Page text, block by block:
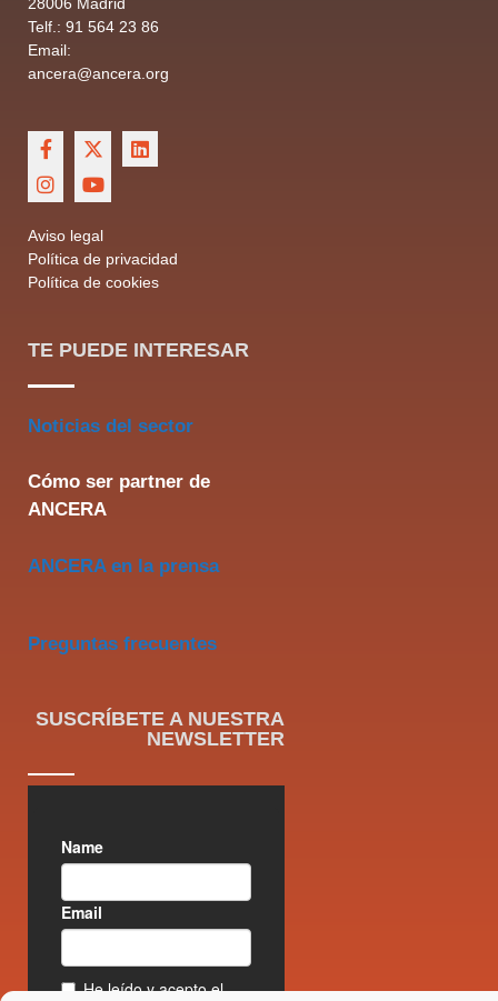
Telf.: 91 564 23 86
Email:
ancera@ancera.org
Aviso legal
Política de privacidad
Política de cookies
TE PUEDE INTERESAR
Noticias del sector
Cómo ser partner de
ANCERA
ANCERA en la prensa
Preguntas frecuentes
SUSCRÍBETE A NUESTRA
NEWSLETTER